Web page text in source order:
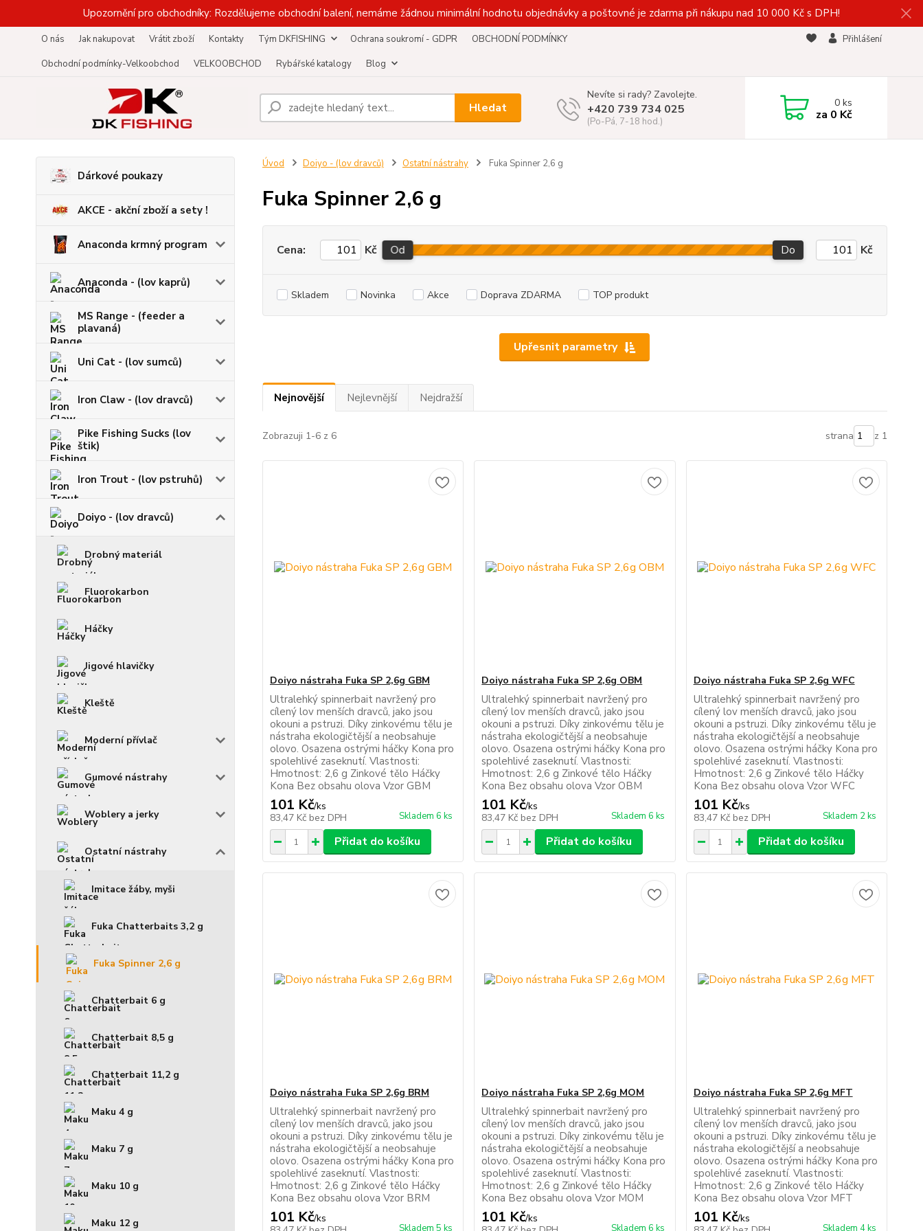
Upozornění pro obchodníky: Rozdělujeme obchodní balení, nemáme žádnou minimální hodnotu objednávky a poštovné je zdarma při nákupu nad 10 000 Kč s DPH!
O nás Jak nakupovat Vrátit zboží Kontakty Tým DKFISHING Ochrana soukromí - GDPR
OBCHODNÍ PODMÍNKY
Obchodní podmínky-Velkoobchod
VELKOOBCHOD Rybářské katalogy Blog
Přihlášení
Hledat
Nevíte si rady? Zavolejte.
+420 739 734 025
(Po-Pá, 7-18 hod.)
0ks
za 0 Kč
Dárkové poukazy
AKCE - akční zboží a sety !
Anaconda krmný program
Anaconda - (lov kaprů)
MS Range - (feeder a
plavaná)
Uni Cat - (lov sumců)
Iron Claw - (lov dravců)
Pike Fishing Sucks (lov
štik)
Iron Trout - (lov pstruhů)
Doiyo - (lov dravců)
Drobný materiál
Fluorokarbon
Háčky
Jigové hlavičky
Kleště
Moderní přívlač
Gumové nástrahy
Woblery a jerky
Ostatní nástrahy
Imitace žáby, myši
Fuka Chatterbaits 3,2 g
Fuka Spinner 2,6 g
Chatterbait 6 g
Chatterbait 8,5 g
Chatterbait 11,2 g
Maku 4 g
Maku 7 g
Maku 10 g
Maku 12 g
Úvod Doiyo - (lov dravců) Ostatní nástrahy Fuka Spinner 2,6 g
Fuka Spinner 2,6 g
Upřesnit parametry
Cena: Kč Od Do Kč
Skladem Novinka Akce Doprava ZDARMA TOP produkt
Nejnovější Nejlevnější Nejdražší
Zobrazuji 1-6 z 6 strana z 1
Doiyo nástraha Fuka SP 2,6g GBM
Ultralehký spinnerbait navržený pro
cílený lov menších dravců, jako jsou
okouni a pstruzi. Díky zinkovému tělu je
nástraha ekologičtější a neobsahuje
olovo. Osazena ostrými háčky Kona pro
spolehlivé zaseknutí. Vlastnosti:
Hmotnost: 2,6 g Zinkové tělo Háčky
Kona Bez obsahu olova Vzor GBM
101 Kč/ks
83,47 Kč bez DPH Skladem 6 ks
Přidat do košíku
Doiyo nástraha Fuka SP 2,6g OBM
Ultralehký spinnerbait navržený pro
cílený lov menších dravců, jako jsou
okouni a pstruzi. Díky zinkovému tělu je
nástraha ekologičtější a neobsahuje
olovo. Osazena ostrými háčky Kona pro
spolehlivé zaseknutí. Vlastnosti:
Hmotnost: 2,6 g Zinkové tělo Háčky
Kona Bez obsahu olova Vzor OBM
101 Kč/ks
83,47 Kč bez DPH Skladem 6 ks
Přidat do košíku
Doiyo nástraha Fuka SP 2,6g WFC
Ultralehký spinnerbait navržený pro
cílený lov menších dravců, jako jsou
okouni a pstruzi. Díky zinkovému tělu je
nástraha ekologičtější a neobsahuje
olovo. Osazena ostrými háčky Kona pro
spolehlivé zaseknutí. Vlastnosti:
Hmotnost: 2,6 g Zinkové tělo Háčky
Kona Bez obsahu olova Vzor WFC
101 Kč/ks
83,47 Kč bez DPH Skladem 2 ks
Přidat do košíku
Doiyo nástraha Fuka SP 2,6g BRM
Ultralehký spinnerbait navržený pro
cílený lov menších dravců, jako jsou
okouni a pstruzi. Díky zinkovému tělu je
nástraha ekologičtější a neobsahuje
olovo. Osazena ostrými háčky Kona pro
spolehlivé zaseknutí. Vlastnosti:
Hmotnost: 2,6 g Zinkové tělo Háčky
Kona Bez obsahu olova Vzor BRM
101 Kč/ks
Skladem 5 ks
Doiyo nástraha Fuka SP 2,6g MOM
Ultralehký spinnerbait navržený pro
cílený lov menších dravců, jako jsou
okouni a pstruzi. Díky zinkovému tělu je
nástraha ekologičtější a neobsahuje
olovo. Osazena ostrými háčky Kona pro
spolehlivé zaseknutí. Vlastnosti:
Hmotnost: 2,6 g Zinkové tělo Háčky
Kona Bez obsahu olova Vzor MOM
101 Kč/ks
Skladem 6 ks
Doiyo nástraha Fuka SP 2,6g MFT
Ultralehký spinnerbait navržený pro
cílený lov menších dravců, jako jsou
okouni a pstruzi. Díky zinkovému tělu je
nástraha ekologičtější a neobsahuje
olovo. Osazena ostrými háčky Kona pro
spolehlivé zaseknutí. Vlastnosti:
Hmotnost: 2,6 g Zinkové tělo Háčky
Kona Bez obsahu olova Vzor MFT
101 Kč/ks
Skladem 4 ks